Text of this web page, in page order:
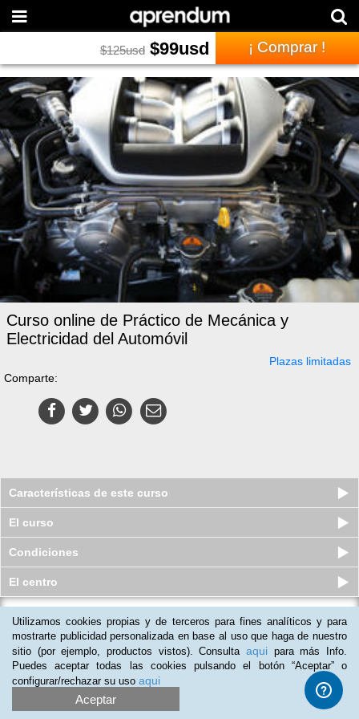
$125usd $99usd ¡ Comprar !
Curso online de Práctico de Mecánica y
Electricidad del Automóvil
Plazas limitadas
Comparte:
Características de este curso
El curso
Condiciones
El centro
Curso online de Técnico Profesional
en Electricidad Industrial
Plazas limitadas
125usd $99usd
( 2)
Utilizamos cookies propias y de terceros para fines analíticos y para
mostrarte publicidad personalizada en base al uso que haga de nuestro
sitio (por ejemplo, productos vistos). Consulta aqui para más Info.
Puedes aceptar todas las cookies pulsando el botón “Aceptar” o
configurar/rechazar su uso aqui
Aceptar